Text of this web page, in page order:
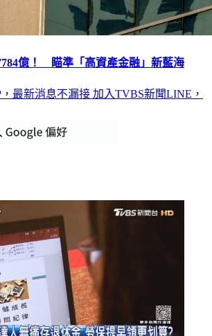
億！ 瞄準「高資產金融」新藍海
最新消息不漏接 加入TVBS新聞LINE，